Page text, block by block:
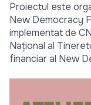
Proiectul este
New Democracy
implementat de
Național al
financiar al New